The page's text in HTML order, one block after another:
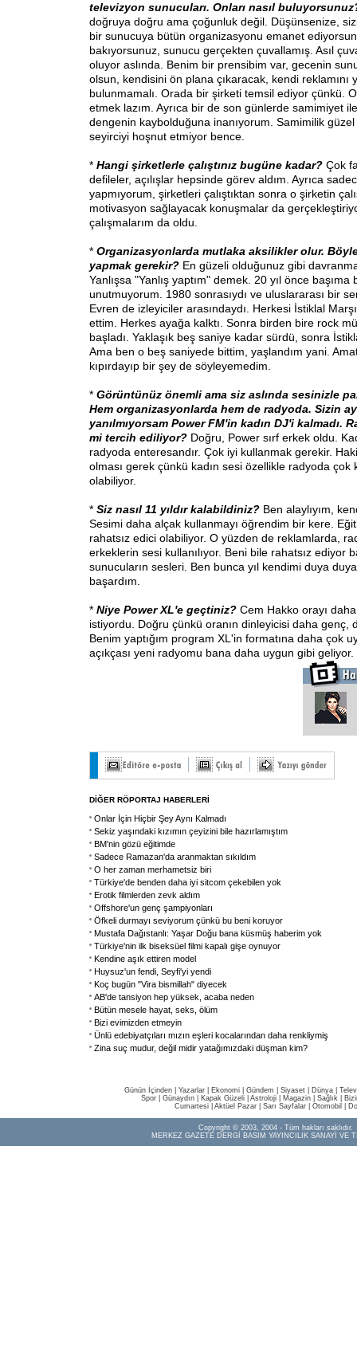
televizyon sunucuları. Onları nasıl
doğruya doğru ama çoğunluk değil. Düşünsenize,
bir sunucuya bütün organizasyonu emanet
bakıyorsunuz, sunucu gerçekten çuvallamış. Asıl
oluyor aslında. Benim bir prensibim var, gecenin
olsun, kendisini ön plana çıkaracak, kendi reklamını
bulunmamalı. Orada bir şirketi temsil ediyor çünkü.
etmek lazım. Ayrıca bir de son günlerde samimiyet
dengenin kaybolduğuna inanıyorum. Samimilik
seyirciyi hoşnut etmiyor bence.
* Hangi şirketlerle çalıştınız bugüne kadar? Çok
defileler, açılışlar hepsinde görev aldım. Ayrıca
yapmıyorum, şirketleri çalıştıktan sonra o şirketin
motivasyon sağlayacak konuşmalar da
çalışmalarım da oldu.
* Organizasyonlarda mutlaka aksilikler olur.
yapmak gerekir? En güzeli olduğunuz gibi
Yanlışsa "Yanlış yaptım" demek. 20 yıl önce
unutmuyorum. 1980 sonrasıydı ve uluslararası bir
Evren de izleyiciler arasındaydı. Herkesi İstiklal
ettim. Herkes ayağa kalktı. Sonra birden bire rock
başladı. Yaklaşık beş saniye kadar sürdü, sonra
Ama ben o beş saniyede bittim, yaşlandım yani.
kıpırdayıp bir şey de söyleyemedim.
* Görüntünüz önemli ama siz aslında sesinizle
Hem organizasyonlarda hem de radyoda. Sizin
yanılmıyorsam Power FM'in kadın DJ'i kalmadı.
mi tercih ediliyor? Doğru, Power sırf erkek oldu.
radyoda enteresandır. Çok iyi kullanmak gerekir.
olması gerek çünkü kadın sesi özellikle radyoda çok
olabiliyor.
* Siz nasıl 11 yıldır kalabildiniz? Ben alaylıyım,
Sesimi daha alçak kullanmayı öğrendim bir kere.
rahatsız edici olabiliyor. O yüzden de reklamlarda,
erkeklerin sesi kullanılıyor. Beni bile rahatsız ediyor
sunucuların sesleri. Ben bunca yıl kendimi duya
başardım.
* Niye Power XL'e geçtiniz? Cem Hakko orayı
istiyordu. Doğru çünkü oranın dinleyicisi daha genç,
Benim yaptığım program XL'in formatına daha çok
açıkçası yeni radyomu bana daha uygun gibi geliyor.
DİĞER RÖPORTAJ HABERLERİ
Onlar İçin Hiçbir Şey Aynı Kalmadı
Sekiz yaşındaki kızımın çeyizini bile hazırlamıştım
BM'nin gözü eğitimde
Sadece Ramazan'da aranmaktan sıkıldım
O her zaman merhametsiz biri
Türkiye'de benden daha iyi sitcom çekebilen yok
Erotik filmlerden zevk aldım
Offshore'un genç şampiyonları
Öfkeli durmayı seviyorum çünkü bu beni koruyor
Mustafa Dağıstanlı: Yaşar Doğu bana küsmüş haberim yok
Türkiye'nin ilk biseksüel filmi kapalı gişe oynuyor
Kendine aşık ettiren model
Huysuz'un fendi, Seyfi'yi yendi
Koç bugün "Vira bismillah" diyecek
AB'de tansiyon hep yüksek, acaba neden
Bütün mesele hayat, seks, ölüm
Bizi evimizden etmeyin
Ünlü edebiyatçıları mızın eşleri kocalarından daha renkliymiş
Zina suç mudur, değil midir yatağımızdaki düşman kim?
Günün İçinden Yazarlar Ekonomi Gündem Siyaset Dünya |
Spor
Günaydın Kapak Güzeli Astroloji Magazin Sağlık
Cumartesi| Aktüel Pazar| Sarı Sayfalar| Otomobil
Copyright © 2003, 2004 - Tüm hakları saklıdır.
MERKEZ GAZETE DERGİ BASIM YAYINCILIK SANAYİ VE